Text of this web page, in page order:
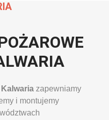
zapewniamy
i montujemy